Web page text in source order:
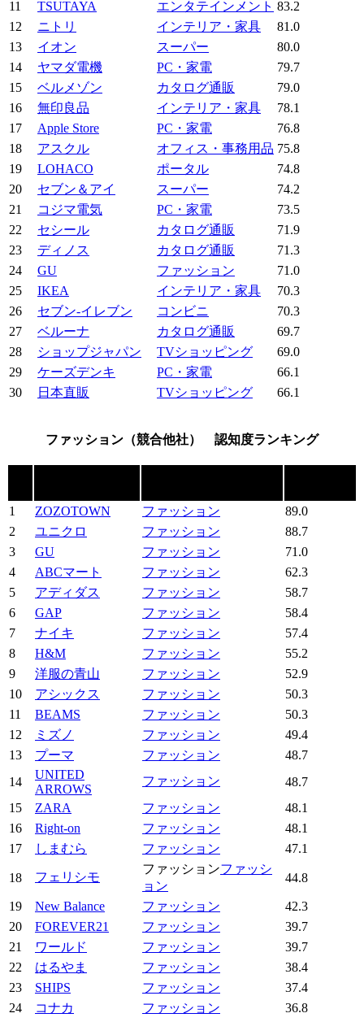
11
TSUTAYA エンタテインメント 83.2
12
ニトリ インテリア・家具
81.0
13
イオン スーパー
80.0
14
ヤマダ電機 PC・家電
79.7
15
ベルメゾン カタログ通販
79.0
16
無印良品 インテリア・家具
78.1
17
Apple Store PC・家電
76.8
18
アスクル オフィス・事務用品 75.8
19
LOHACO ポータル
74.8
20
セブン＆アイ スーパー
74.2
21
コジマ電気 PC・家電
73.5
22
セシール カタログ通販
71.9
23
ディノス カタログ通販
71.3
24
GU ファッション
71.0
25
IKEA インテリア・家具
70.3
26
セブン‐イレブン コンビニ
70.3
27
ベルーナ カタログ通販
69.7
28
ショップジャパン TVショッピング
69.0
29
ケーズデンキ PC・家電
66.1
30
日本直販 TVショッピング 66.1
ファッション（競合他社） 認知度ランキング
1
ZOZOTOWN ファッション
89.0
2
ユニクロ ファッション
88.7
3
GU ファッション
71.0
4
ABCマート ファッション
62.3
5
アディダス ファッション
58.7
6
GAP ファッション
58.4
7
ナイキ ファッション
57.4
8
H&M ファッション
55.2
9
洋服の青山 ファッション
52.9
10
アシックス ファッション
50.3
11
BEAMS ファッション
50.3
12
ミズノ ファッション
49.4
13
プーマ ファッション
48.7
14
UNITED
ARROWS
ファッション
48.7
15
ZARA ファッション
48.1
16
Right-on ファッション
48.1
17
しまむら ファッション 47.1
18 フェリシモ
ファッションファッシ
ョン
44.8
19 New Balance ファッション
42.3
20
FOREVER21 ファッション
39.7
21
ワールド ファッション
39.7
22
はるやま ファッション
38.4
23
SHIPS ファッション
37.4
24
コナカ ファッション
36.8